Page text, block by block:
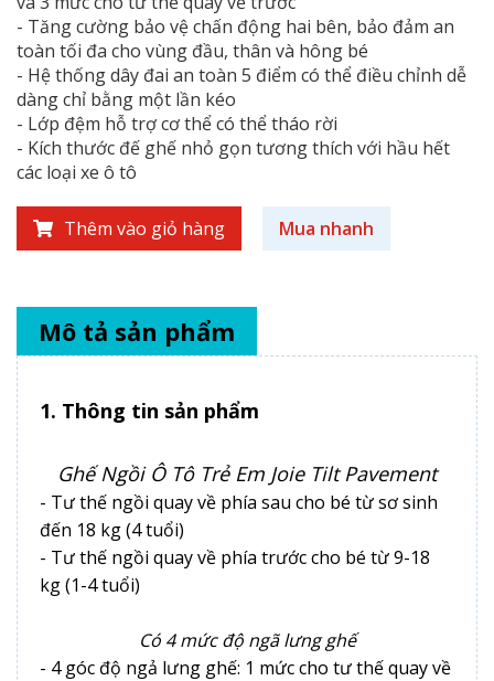
- Tăng cường bảo vệ chấn động hai bên, bảo đảm an
toàn tối đa cho vùng đầu, thân và hông bé
- Hệ thống dây đai an toàn 5 điểm có thể điều chỉnh dễ
dàng chỉ bằng một lần kéo
- Lớp đệm hỗ trợ cơ thể có thể tháo rời
- Kích thước đế ghế nhỏ gọn tương thích với hầu hết
các loại xe ô tô
Thêm vào giỏ hàng Mua nhanh
Mô tả sản phẩm
1. Thông tin sản phẩm
Ghế Ngồi Ô Tô Trẻ Em Joie Tilt Pavement
- Tư thế ngồi quay về phía sau cho bé từ sơ sinh
đến 18 kg (4 tuổi)
- Tư thế ngồi quay về phía trước cho bé từ 9-18
kg (1-4 tuổi)
Có 4 mức độ ngã lưng ghế
- 4 góc độ ngả lưng ghế: 1 mức cho tư thế quay về